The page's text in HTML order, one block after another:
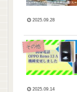
2025.09.28
その他
2025.09.14